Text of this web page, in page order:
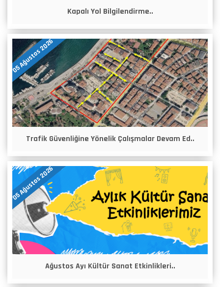
Kapalı Yol Bilgilendirme..
05 Ağustos 2026
Trafik Güvenliğine Yönelik Çalışmalar Devam Ed..
05 Ağustos 2026
Ağustos Ayı Kültür Sanat Etkinlikleri..